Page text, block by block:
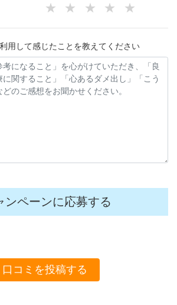
★ ★ ★ ★ ★
用して感じたことを教えてください
ンペーンに応募する
口コミを投稿する